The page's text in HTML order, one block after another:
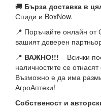
🚚 Бърза доставка в
Спиди и BoxNow.
📍 Поръчайте онлайн
вашият доверен
📍 ВАЖНО!!! – Всички
наличностите се
Възможно е да има
АгроАптеки!
Собственост и